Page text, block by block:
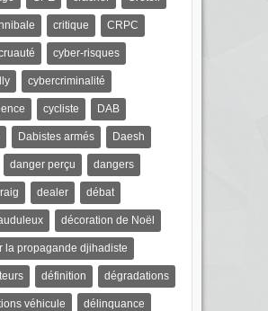
critique CRPC
cyber-risques
cybercriminalité
cycliste DAB
Dabistes armés Daesh
danger perçu dangers
dealer débat
décoration de Noël
la propagande djihadiste
définition dégradations
véhicule délinquance